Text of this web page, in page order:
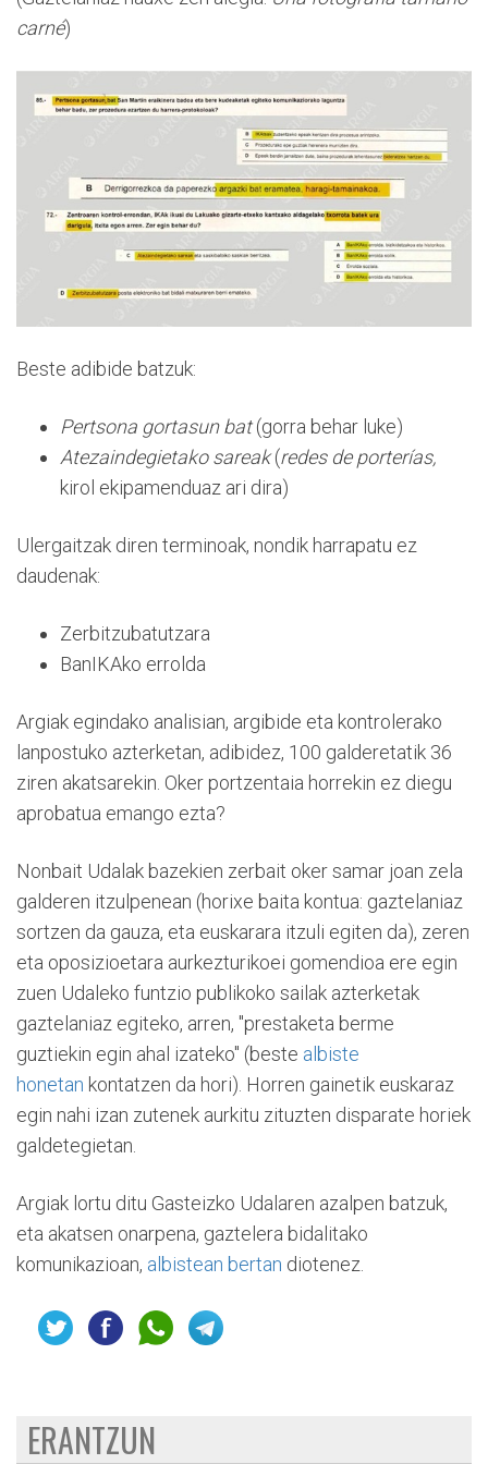
carné)
Beste adibide batzuk:
Pertsona gortasun bat(gorra behar luke)
Atezaindegietako sareak(redes de porterías,
kirol ekipamenduaz ari dira)
Ulergaitzak diren terminoak, nondik harrapatu ez
daudenak:
Zerbitzubatutzara
BanIKAko errolda
Argiak egindako analisian, argibide eta kontrolerako
lanpostuko azterketan, adibidez, 100 galderetatik 36
ziren akatsarekin. Oker portzentaia horrekin ez diegu
aprobatua emango ezta?
Nonbait Udalak bazekien zerbait oker samar joan zela
galderen itzulpenean (horixe baita kontua: gaztelaniaz
sortzen da gauza, eta euskarara itzuli egiten da), zeren
eta oposizioetara aurkezturikoei gomendioa ere egin
zuen Udaleko funtzio publikoko sailak azterketak
gaztelaniaz egiteko, arren, "prestaketa berme
guztiekin egin ahal izateko" (beste albiste
honetan kontatzen da hori). Horren gainetik euskaraz
egin nahi izan zutenek aurkitu zituzten disparate horiek
galdetegietan.
Argiak lortu ditu Gasteizko Udalaren azalpen batzuk,
eta akatsen onarpena, gaztelera bidalitako
komunikazioan, albistean bertan diotenez.
ERANTZUN